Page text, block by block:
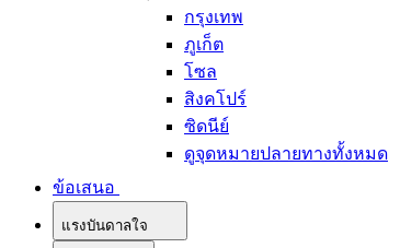
กรุงเทพ
ภูเก็ต
โซล
สิงคโปร์
ซิดนีย์
ดูจุดหมายปลายทางทั้งหมด
ข้อเสนอ
แรงบันดาลใจ